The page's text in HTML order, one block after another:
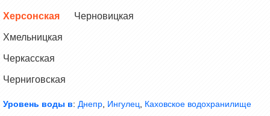
Херсонская
Хмельницкая
Черкасская
Черниговская
Черновицкая
Уровень воды в: Днепр Ингулец Каховское водохранилище